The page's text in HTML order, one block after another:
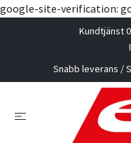
google-site-verification:
Kundtjänst
Snabb leverans /